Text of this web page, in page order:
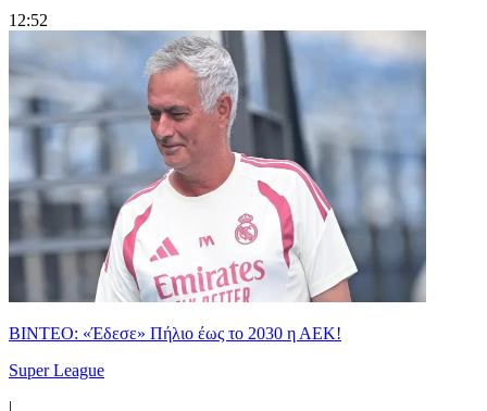
12:52
ΒΙΝΤΕΟ: «Έδεσε» Πήλιο έως το 2030 η ΑΕΚ!
Super League
|